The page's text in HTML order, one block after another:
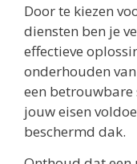
Door te kiezen
diensten ben je
effectieve
onderhouden
een betrouwbare
jouw eisen
beschermd dak.